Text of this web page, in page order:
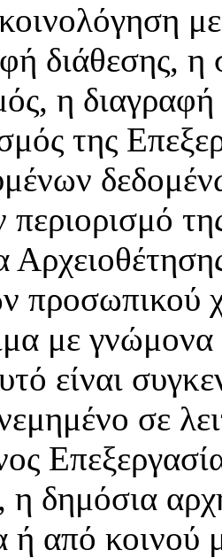
διάθεσης, η
η
της
περιορισμό
προσωπικού
με γνώμονα
είναι
σε
δημόσια
από κοινού